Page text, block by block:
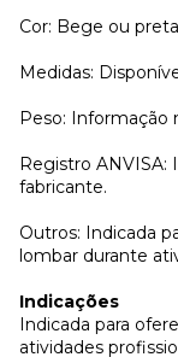
Cor: Bege ou
Medidas:
Peso: Informação
Registro ANVISA:
fabricante.
Outros: Indicada
lombar durante
Indicações
Indicada para
atividades